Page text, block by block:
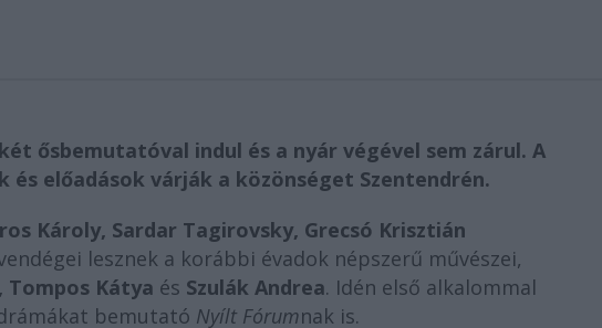
ősbemutatóval indul és a nyár végével sem zárul. A
előadások várják a közönséget Szentendrén.
Károly, Sardar Tagirovsky, Grecsó Krisztián
lesznek a korábbi évadok népszerű művészei,
Tompos Kátya és Szulák Andrea. Idén első alkalommal
bemutató Nyílt Fórumnak is.